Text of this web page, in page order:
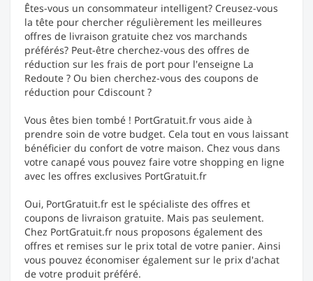
Êtes-vous un consommateur intelligent? Creusez-vous
la tête pour chercher régulièrement les meilleures
offres de livraison gratuite chez vos marchands
préférés? Peut-être cherchez-vous des offres de
réduction sur les frais de port pour l'enseigne La
Redoute ? Ou bien cherchez-vous des coupons de
réduction pour Cdiscount ?
Vous êtes bien tombé ! PortGratuit.fr vous aide à
prendre soin de votre budget. Cela tout en vous laissant
bénéficier du confort de votre maison. Chez vous dans
votre canapé vous pouvez faire votre shopping en ligne
avec les offres exclusives PortGratuit.fr
Oui, PortGratuit.fr est le spécialiste des offres et
coupons de livraison gratuite. Mais pas seulement.
Chez PortGratuit.fr nous proposons également des
offres et remises sur le prix total de votre panier. Ainsi
vous pouvez économiser également sur le prix d'achat
de votre produit préféré.